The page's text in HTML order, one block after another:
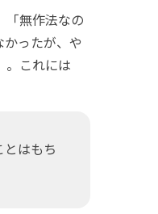
「無作法なの
ったが、や
。これには
はもち